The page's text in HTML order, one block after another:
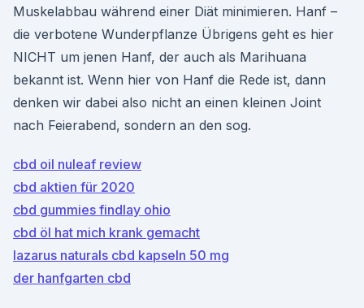
Muskelabbau während einer Diät minimieren. Hanf –
die verbotene Wunderpflanze Übrigens geht es hier
NICHT um jenen Hanf, der auch als Marihuana
bekannt ist. Wenn hier von Hanf die Rede ist, dann
denken wir dabei also nicht an einen kleinen Joint
nach Feierabend, sondern an den sog.
cbd oil nuleaf review
cbd aktien für 2020
cbd gummies findlay ohio
cbd öl hat mich krank gemacht
lazarus naturals cbd kapseln 50 mg
der hanfgarten cbd